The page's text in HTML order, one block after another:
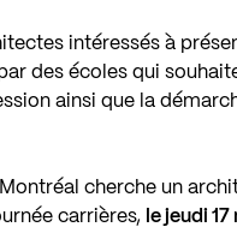
intéressés à
des écoles qui
ainsi que la
cherche un
carrières, le jeudi